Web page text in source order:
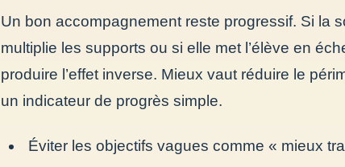
Un bon accompagnement reste progressif. Si la
multiplie les supports ou si elle met l’élève en
produire l’effet inverse. Mieux vaut réduire le
un indicateur de progrès simple.
Éviter les objectifs vagues comme « mieux